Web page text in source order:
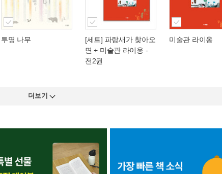
투명 나무
[세트] 파랑새가 찾아오
면 + 미술관 라이옹 -
전2권
미술관 라이옹
더보기